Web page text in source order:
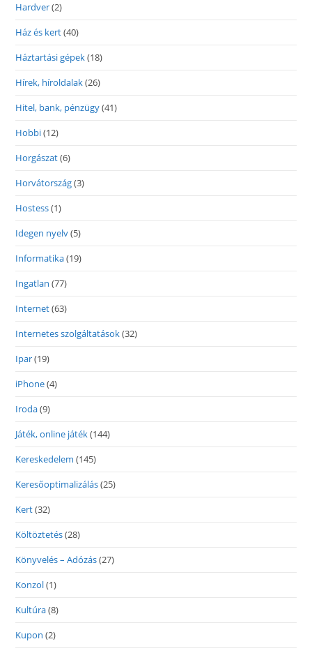
Hardver(2)
Ház és kert(40)
Háztartási gépek(18)
Hírek, híroldalak(26)
Hitel, bank, pénzügy(41)
Hobbi(12)
Horgászat(6)
Horvátország(3)
Hostess(1)
Idegen nyelv(5)
Informatika(19)
Ingatlan (77)
Internet(63)
Internetes szolgáltatások(32)
Ipar(19)
iPhone(4)
Iroda(9)
Játék, online játék(144)
Kereskedelem (145)
Keresőoptimalizálás(25)
Kert(32)
Költöztetés(28)
Könyvelés – Adózás(27)
Konzol(1)
Kultúra(8)
Kupon (2)